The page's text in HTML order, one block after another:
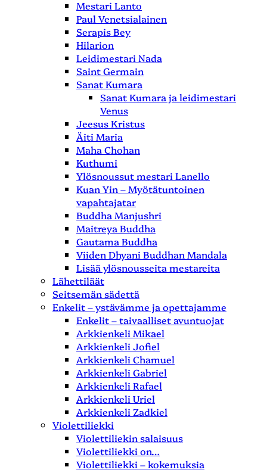
Mestari Lanto
Paul Venetsialainen
Serapis Bey
Hilarion
Leidimestari Nada
Saint Germain
Sanat Kumara
Sanat Kumara ja leidimestari
Venus
Jeesus Kristus
Äiti Maria
Maha Chohan
Kuthumi
Ylösnoussut mestari Lanello
Kuan Yin – Myötätuntoinen
vapahtajatar
Buddha Manjushri
Maitreya Buddha
Gautama Buddha
Viiden Dhyani Buddhan Mandala
Lisää ylösnousseita mestareita
Lähettiläät
Seitsemän sädettä
Enkelit – ystävämme ja opettajamme
Enkelit – taivaalliset avuntuojat
Arkkienkeli Mikael
Arkkienkeli Jofiel
Arkkienkeli Chamuel
Arkkienkeli Gabriel
Arkkienkeli Rafael
Arkkienkeli Uriel
Arkkienkeli Zadkiel
Violettiliekki
Violettiliekin salaisuus
Violettiliekki on…
Violettiliekki – kokemuksia